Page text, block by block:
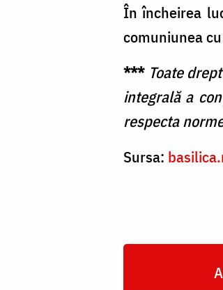
În încheirea
comuniunea
*** Toate
integrală a
respecta
Sursa: